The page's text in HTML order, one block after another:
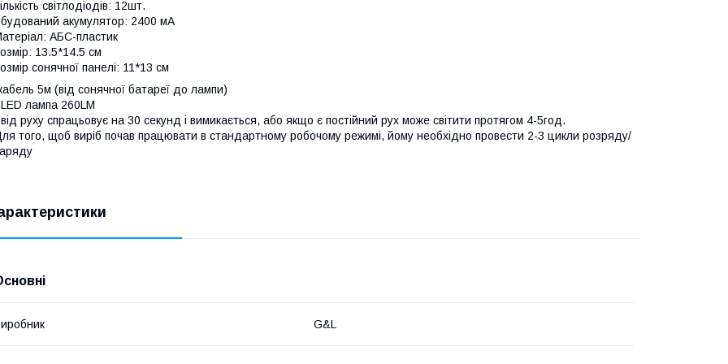
світлодіодів: 12шт.
акумулятор: 2400 мА
АБС-пластик
13.5*14.5 см
сонячної панелі: 11*13 см
5м (від сонячної батареї до лампи)
лампа 260LM
руху спрацьовує на 30 секунд і вимикається, або якщо є постійний рух може світити протягом 4-5год.
того, щоб виріб почав працювати в стандартному робочому режимі, йому необхідно провести 2-3 цикли розряду/
G&L